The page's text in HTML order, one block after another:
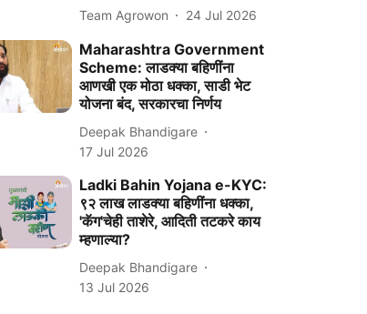
Team Agrowon 24 Jul 2026
Maharashtra Government
Scheme: लाडक्या बहिणींना
आणखी एक मोठा धक्का, साडी भेट
योजना बंद, सरकारचा निर्णय
Deepak Bhandigare
17 Jul 2026
Ladki Bahin Yojana e-KYC:
९२ लाख लाडक्या बहिणींना धक्का,
'कॅग'चेही ताशेरे, आदिती तटकरे काय
म्हणाल्या?
Deepak Bhandigare
13 Jul 2026